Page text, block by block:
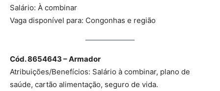
Salário: À combinar
Vaga disponível para: Congonhas e região
Cód. 8654643 – Armador
Atribuições/Benefícios: Salário à combinar, plano de
saúde, cartão alimentação, seguro de vida.